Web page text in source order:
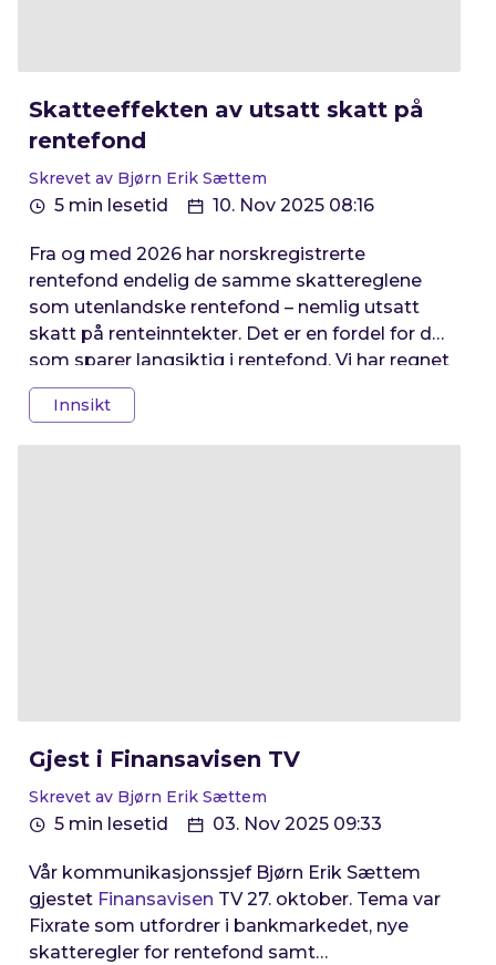
Skatteeffekten av utsatt skatt på
rentefond
Skrevet av Bjørn Erik Sættem
5 min lesetid 10. Nov 2025 08:16
Fra og med 2026 har norskregistrerte
rentefond endelig de samme skattereglene
som utenlandske rentefond – nemlig utsatt
skatt på renteinntekter. Det er en fordel for de
som sparer langsiktig i rentefond. Vi har regnet
på skatteeffekten.
Innsikt
Gjest i Finansavisen TV
Skrevet av Bjørn Erik Sættem
5 min lesetid 03. Nov 2025 09:33
Vår kommunikasjonssjef Bjørn Erik Sættem
gjestet Finansavisen TV 27. oktober. Tema var
Fixrate som utfordrer i bankmarkedet, nye
skatteregler for rentefond samt